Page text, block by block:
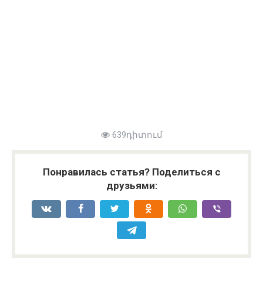
639դիտում
Понравилась статья? Поделиться с
друзьями: